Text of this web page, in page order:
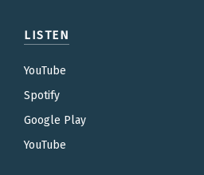
LISTEN
YouTube
Spotify
Google Play
YouTube